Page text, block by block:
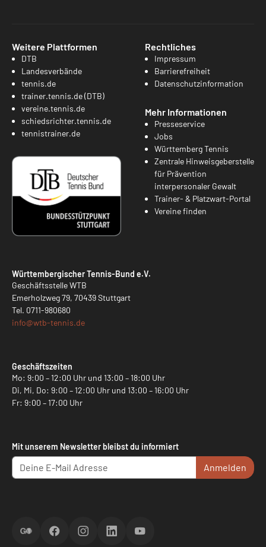
Weitere Plattformen
DTB
Landesverbände
tennis.de
trainer.tennis.de (DTB)
vereine.tennis.de
schiedsrichter.tennis.de
tennistrainer.de
Rechtliches
Impressum
Barrierefreiheit
Datenschutzinformation
Mehr Informationen
Presseservice
Jobs
Württemberg Tennis
Zentrale Hinweisgeberstelle
für Prävention
interpersonaler Gewalt
Trainer- & Platzwart-Portal
Vereine finden
Württembergischer Tennis-Bund e.V.
Geschäftsstelle WTB
Emerholzweg 79, 70439 Stuttgart
Tel. 0711-980680
info@wtb-tennis.de
Geschäftszeiten
Mo: 9:00 – 12:00 Uhr und 13:00 – 18:00 Uhr
Di, Mi, Do: 9:00 – 12:00 Uhr und 13:00 – 16:00 Uhr
Fr: 9:00 – 17:00 Uhr
Mit unserem Newsletter bleibst du informiert
Anmelden
ScoreGOFacebookInstagramLinkedInYouTube